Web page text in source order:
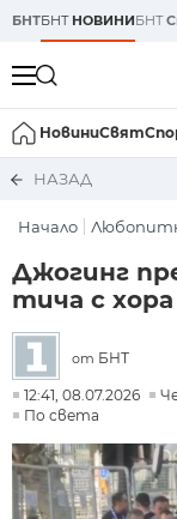
БНТБНТ НОВИНИБНТ
НовиниСвят
НАЗАД
Начало
Джогинг
тича с
от БНТ
12:41, 08.07.2026
По света